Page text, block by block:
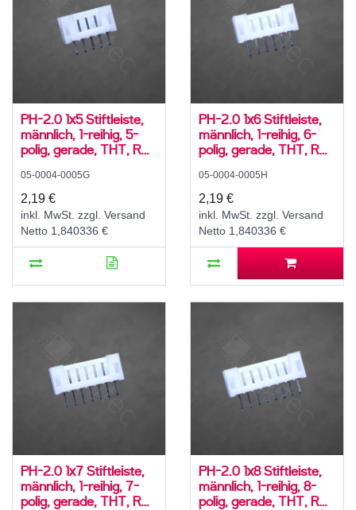
PH-2.0 1x5 Stiftleiste,
männlich, 1-reihig, 5-
polig, gerade, THT, RM
05-0004-0005G
2,19 €
inkl. MwSt. zzgl. Versand
Netto 1,840336 €
PH-2.0 1x6 Stiftleiste,
männlich, 1-reihig, 6-
polig, gerade, THT, RM
05-0004-0005H
2,19 €
inkl. MwSt. zzgl. Versand
Netto 1,840336 €
PH-2.0 1x7 Stiftleiste,
männlich, 1-reihig, 7-
polig, gerade, THT, RM
PH-2.0 1x8 Stiftleiste,
männlich, 1-reihig, 8-
polig, gerade, THT, RM